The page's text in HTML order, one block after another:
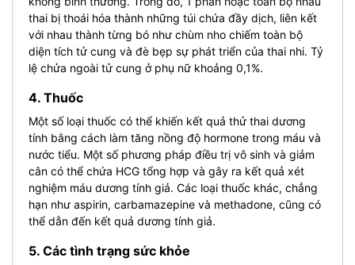
thai bị thoái hóa thành những túi chứa đầy dịch, liên kết
với nhau thành từng bó như chùm nho chiếm toàn bộ
diện tích tử cung và đè bẹp sự phát triển của thai nhi. Tỷ
lệ chửa ngoài tử cung ở phụ nữ khoảng 0,1%.
4. Thuốc
Một số loại thuốc có thể khiến kết quả thử thai dương
tính bằng cách làm tăng nồng độ hormone trong máu và
nước tiểu. Một số phương pháp điều trị vô sinh và giảm
cân có thể chứa HCG tổng hợp và gây ra kết quả xét
nghiệm máu dương tính giả. Các loại thuốc khác, chẳng
hạn như aspirin, carbamazepine và methadone, cũng có
thể dẫn đến kết quả dương tính giả.
5. Các tình trạng sức khỏe